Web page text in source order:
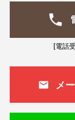
phone
[電話
mail メ